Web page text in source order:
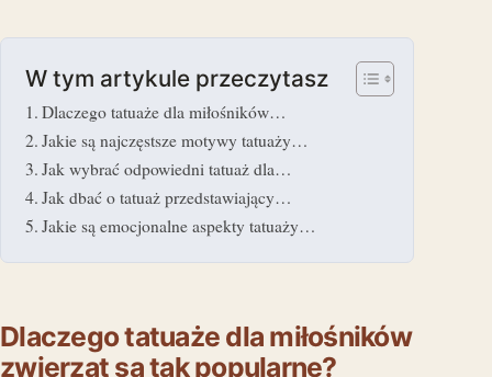
W tym artykule przeczytasz
Dlaczego tatuaże dla miłośników…
Jakie są najczęstsze motywy tatuaży…
Jak wybrać odpowiedni tatuaż dla…
Jak dbać o tatuaż przedstawiający…
Jakie są emocjonalne aspekty tatuaży…
Dlaczego tatuaże dla miłośników
zwierząt są tak popularne?